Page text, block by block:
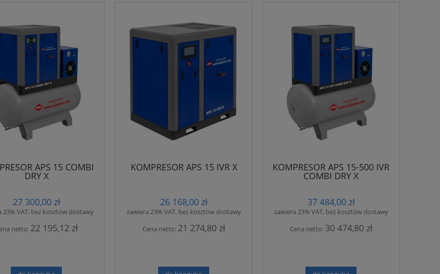
APS 15 COMBI
DRY X
27 300,00 zł
23% VAT, bez kosztów dostawy
netto: 22 195,12 zł
KOMPRESOR APS 15 IVR X
26 168,00 zł
zawiera 23% VAT, bez kosztów dostawy
Cena netto: 21 274,80 zł
KOMPRESOR APS 15-500 IVR
COMBI DRY X
37 484,00 zł
zawiera 23% VAT, bez kosztów dostawy
Cena netto: 30 474,80 zł